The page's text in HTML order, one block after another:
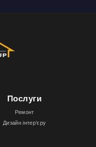
Послуги
Ремонт
Дизайн інтер’єру